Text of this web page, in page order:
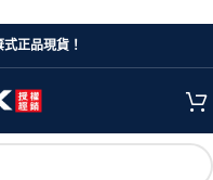
正品現貨！